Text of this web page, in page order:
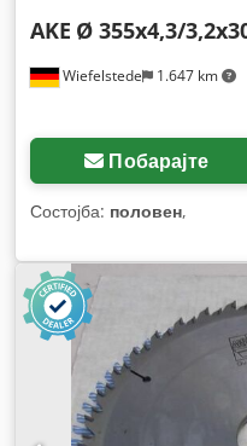
Wiefelstede 1.647 km
AKE Ø 355x4,3/
Побарајте
Состојба: половен,